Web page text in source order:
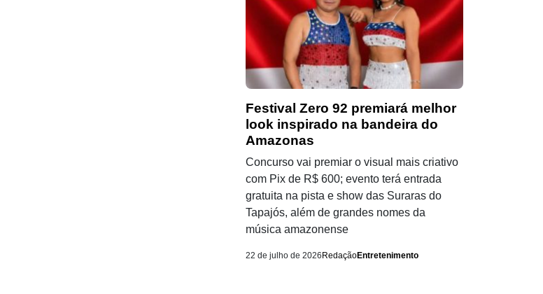
Festival Zero 92 premiará melhor
look inspirado na bandeira do
Amazonas
Concurso vai premiar o visual mais criativo
com Pix de R$ 600; evento terá entrada
gratuita na pista e show das Suraras do
Tapajós, além de grandes nomes da
música amazonense
22 de julho de 2026 RedaçãoEntretenimento